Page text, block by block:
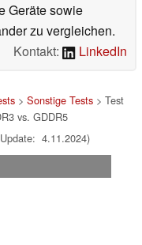
Geräte sowie
zu vergleichen.
Kontakt:
LinkedIn
> Sonstige Tests> Test
vs. GDDR5
4.11.2024)